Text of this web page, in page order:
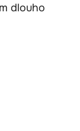
dlouho